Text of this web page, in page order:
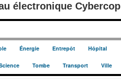
électronique Cybercop
Énergie Entrepôt Hôpital
Tombe Transport Ville